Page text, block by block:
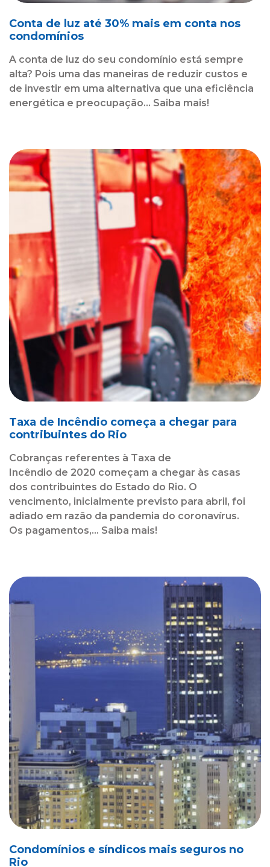
Conta de luz até 30% mais em conta nos
condomínios
A conta de luz do seu condomínio está sempre
alta? Pois uma das maneiras de reduzir custos e
de investir em uma alternativa que una eficiência
energética e preocupação... Saiba mais!
Taxa de Incêndio começa a chegar para
contribuintes do Rio
Cobranças referentes à Taxa de
Incêndio de 2020 começam a chegar às casas
dos contribuintes do Estado do Rio. O
vencimento, inicialmente previsto para abril, foi
adiado em razão da pandemia do coronavírus.
Os pagamentos,... Saiba mais!
Condomínios e síndicos mais seguros no
Rio